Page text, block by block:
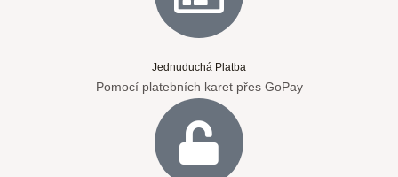
Jednuduchá Platba
Pomocí platebních karet přes GoPay